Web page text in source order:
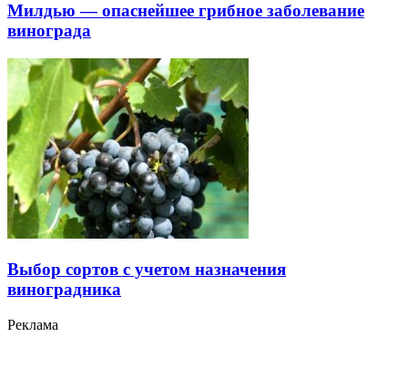
Милдью — опаснейшее грибное заболевание
винограда
Выбор сортов с учетом назначения
виноградника
Реклама